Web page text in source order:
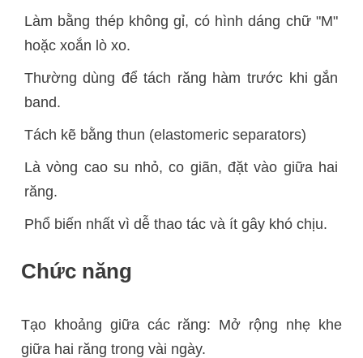
Làm bằng thép không gỉ, có hình dáng chữ "M"
hoặc xoắn lò xo.
Thường dùng để tách răng hàm trước khi gắn
band.
Tách kẽ bằng thun (elastomeric separators)
Là vòng cao su nhỏ, co giãn, đặt vào giữa hai
răng.
Phổ biến nhất vì dễ thao tác và ít gây khó chịu.
Chức năng
Tạo khoảng giữa các răng: Mở rộng nhẹ khe
giữa hai răng trong vài ngày.